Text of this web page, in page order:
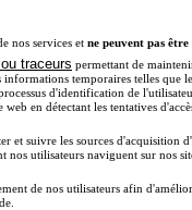
nos services et ne peuvent pas être
traceurs permettant de
temporaires telles que
d'identification de
en détectant les tentatives
et suivre les sources d'acquisition
utilisateurs naviguent sur nos
de nos utilisateurs afin